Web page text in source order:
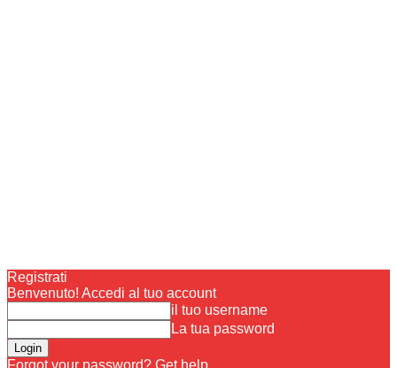
Registrati
Benvenuto! Accedi al tuo account
il tuo username
La tua password
Forgot your password? Get help